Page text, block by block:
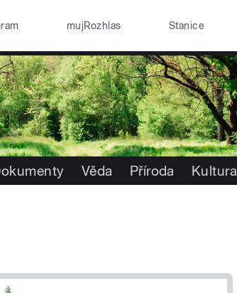
mujRozhlas Stanice
Věda Příroda Kultura